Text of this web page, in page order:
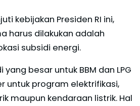
kebijakan Presiden RI ini,
harus dilakukan adalah
subsidi energi.
yang besar untuk BBM dan LPG
untuk program elektrifikasi,
maupun kendaraan listrik. Hal